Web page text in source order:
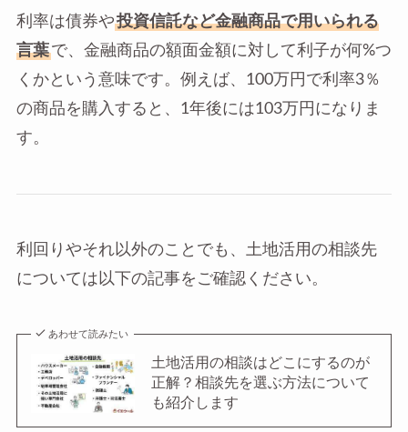
利率は債券や投資信託など金融商品で用いられる
言葉で、金融商品の額面金額に対して利子が何%つ
くかという意味です。例えば、100万円で利率3％
の商品を購入すると、1年後には103万円になりま
す。
利回りやそれ以外のことでも、土地活用の相談先
については以下の記事をご確認ください。
あわせて読みたい
土地活用の相談はどこにするのが
正解？相談先を選ぶ方法について
も紹介します